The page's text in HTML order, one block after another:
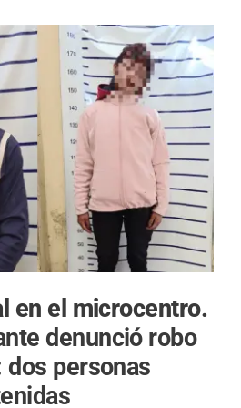
en el microcentro.
denunció robo
personas